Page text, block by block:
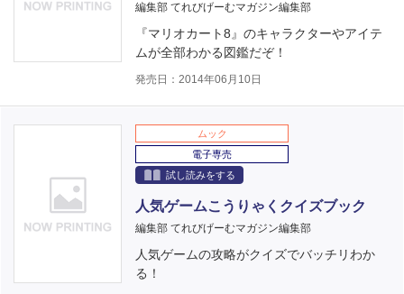
編集部 てれびげーむマガジン編集部
『マリオカート8』のキャラクターやアイテ
ムが全部わかる図鑑だぞ！
発売日：2014年06月10日
ムック
電子専売
試し読みをする
人気ゲームこうりゃくクイズブック
編集部 てれびげーむマガジン編集部
人気ゲームの攻略がクイズでバッチリわか
る！